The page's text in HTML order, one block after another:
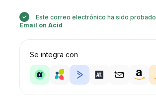
Este correo electrónico ha sido
Email on Acid
Se integra con